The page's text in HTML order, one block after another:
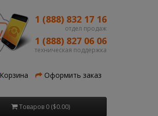
1 (888) 832 17 16
отдел продаж
1 (888) 827 06 06
техническая поддержка
Корзина Оформить заказ
Товаров 0 ($0.00)